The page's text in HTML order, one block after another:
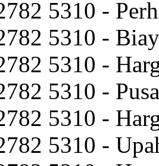
5310 -
5310 -
5310 -
5310 -
5310 -
5310 -